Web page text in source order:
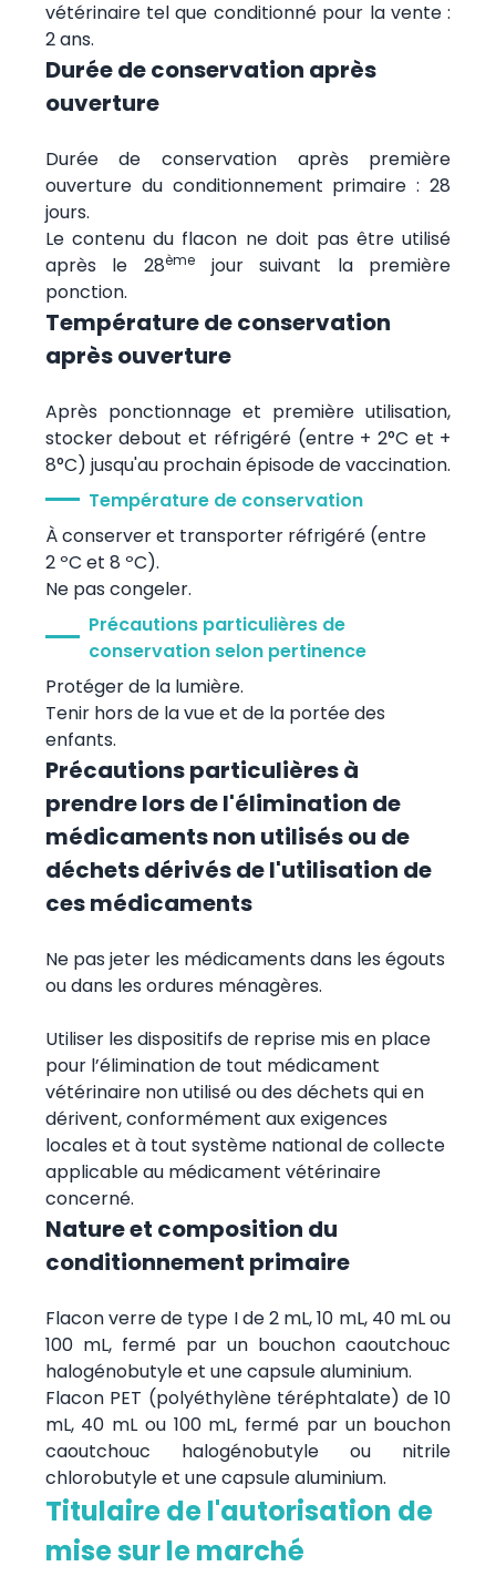
vétérinaire tel que conditionné pour la vente :
2 ans.
Durée de conservation après
ouverture
Durée de conservation après première
ouverture du conditionnement primaire : 28
jours.
Le contenu du flacon ne doit pas être utilisé
après le 28èmejour suivant la première
ponction.
Température de conservation
après ouverture
Après ponctionnage et première utilisation,
stocker debout et réfrigéré (entre + 2°C et +
8°C) jusqu'au prochain épisode de vaccination.
Température de conservation
À conserver et transporter réfrigéré (entre
2 ºC et 8 ºC).
Ne pas congeler.
Précautions particulières de
conservation selon pertinence
Protéger de la lumière.
Tenir hors de la vue et de la portée des
enfants.
Précautions particulières à
prendre lors de l'élimination de
médicaments non utilisés ou de
déchets dérivés de l'utilisation de
ces médicaments
Ne pas jeter les médicaments dans les égouts
ou dans les ordures ménagères.
Utiliser les dispositifs de reprise mis en place
pour l’élimination de tout médicament
vétérinaire non utilisé ou des déchets qui en
dérivent, conformément aux exigences
locales et à tout système national de collecte
applicable au médicament vétérinaire
concerné.
Nature et composition du
conditionnement primaire
Flacon verre de type I de 2 mL, 10 mL, 40 mL ou
100 mL, fermé par un bouchon caoutchouc
halogénobutyle et une capsule aluminium.
Flacon PET (polyéthylène téréphtalate) de 10
mL, 40 mL ou 100 mL, fermé par un bouchon
caoutchouc halogénobutyle ou nitrile
chlorobutyle et une capsule aluminium.
Titulaire de l'autorisation de
mise sur le marché